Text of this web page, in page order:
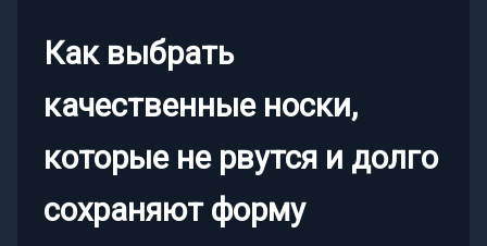
Как выбрать
качественные носки,
которые не рвутся и долго
сохраняют форму